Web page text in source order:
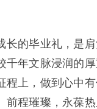
长的毕业礼，是肩
千年文脉浸润的
程上，做到心中
前程璀璨，永葆热